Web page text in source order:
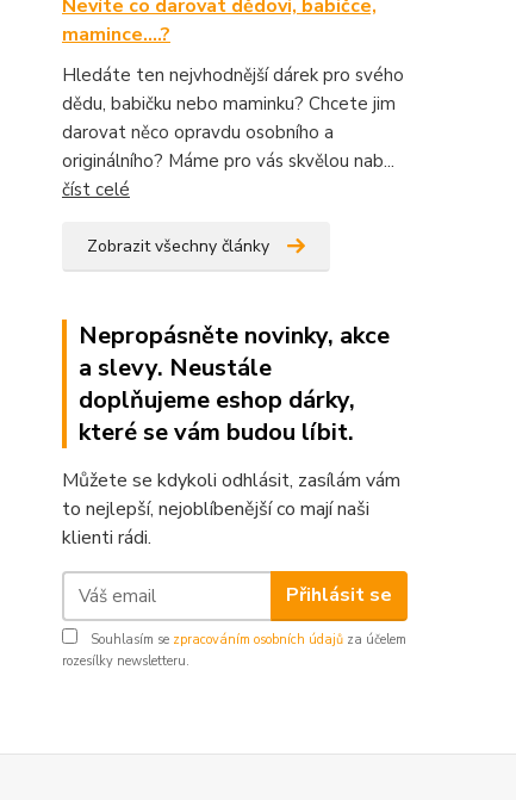
Nevíte co darovat dědovi, babičce,
mamince....?
Hledáte ten nejvhodnější dárek pro svého
dědu, babičku nebo maminku? Chcete jim
darovat něco opravdu osobního a
originálního? Máme pro vás skvělou nab...
číst celé
Zobrazit všechny články
Nepropásněte novinky, akce
a slevy. Neustále
doplňujeme eshop dárky,
které se vám budou líbit.
Můžete se kdykoli odhlásit, zasílám vám
to nejlepší, nejoblíbenější co mají naši
klienti rádi.
Přihlásit se
Souhlasím se zpracováním osobních údajů za účelem
rozesílky newsletteru.